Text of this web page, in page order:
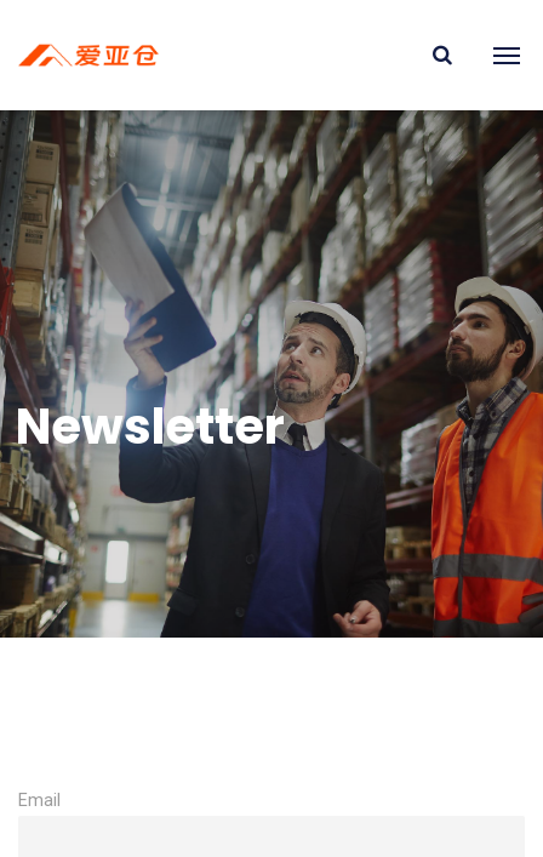
Newsletter
Email